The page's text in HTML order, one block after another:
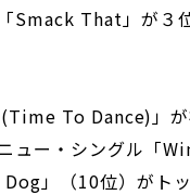
Smack That」が３
To Dance)」
ュー・シングル「
」（10位）がト